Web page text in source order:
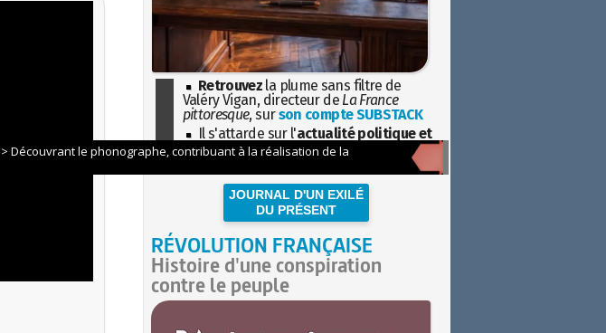
Retrouvez la plume sans filtre de
Valéry Vigan, directeur de La France
pittoresque, surson compte SUBSTACK
Il s'attarde sur l'actualité politique et
sociétaleavec la hauteur de vue de
JOURNAL D'UN EXILÉ
DU PRÉSENT
RÉVOLUTION FRANÇAISE
Histoire d'une conspiration
contre le peuple